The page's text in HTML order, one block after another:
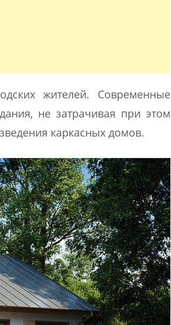
жителей. Современные
не затрачивая при этом
каркасных домов.